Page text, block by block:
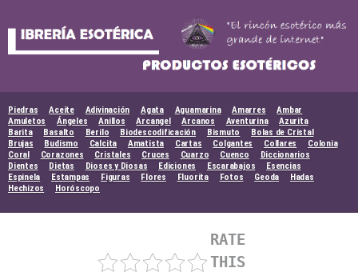
Piedras Aceite Adivinación Agata Aguamarina Amarres
Ambar
Amuletos
Ángeles Anillos Arcangel Arcanos Aventurina
Azurita
Barita
Basalto Berilo Biodescodificación Bismuto
Bolas de Cristal
Brujas
Budismo Calcita Amatista Cartas Colgantes Collares
Colonia
Coral
Corazones Cristales Cruces Cuarzo Cuenco
Diccionarios
Dientes
Dietas Dioses y Diosas Ediciones Escarabajos
Esencias
Espinela
Estampas Figuras Flores Fluorita Fotos Geoda
Hadas
Hechizos
Horóscopo
RATE
THIS